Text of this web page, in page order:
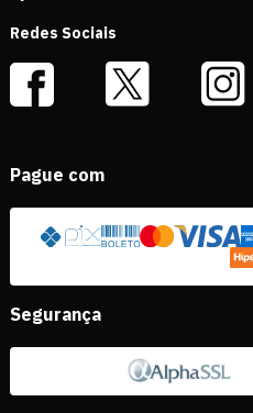
Redes Sociais
Pague com
Segurança